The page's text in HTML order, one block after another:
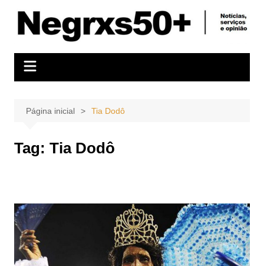
conteúdo
Página inicial Tia Dodô
Tag: Tia Dodô